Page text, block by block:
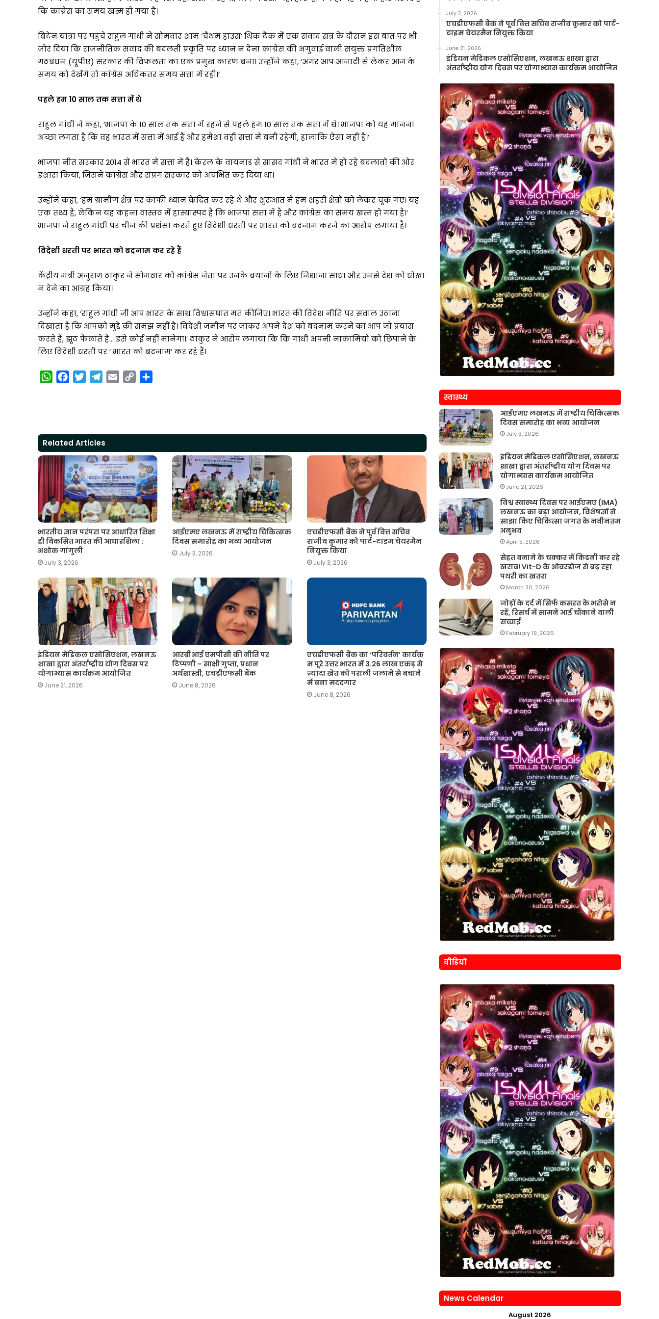
कि कांग्रेस का समय खत्म हो गया है।
ब्रिटेन यात्रा पर पहुंचे राहुल गांधी ने सोमवार शाम ‘चैथम हाउस’ थिंक टैंक में एक संवाद सत्र के दौरान इस बात पर भी
जोर दिया कि राजनीतिक संवाद की बदलती प्रकृति पर ध्यान न देना कांग्रेस की अगुवाई वाली संयुक्त प्रगतिशील
गठबंधन (यूपीए) सरकार की विफलता का एक प्रमुख कारण बना। उन्होंने कहा, ‘अगर आप आजादी से लेकर आज के
समय को देखेंगे तो कांग्रेस अधिकतर समय सत्ता में रही।’
पहले हम 10 साल तक सत्ता में थे
राहुल गांधी ने कहा, ‘भाजपा के 10 साल तक सत्ता में रहने से पहले हम 10 साल तक सत्ता में थे। भाजपा को यह मानना
अच्छा लगता है कि वह भारत में सत्ता में आई है और हमेशा वही सत्ता में बनी रहेगी, हालांकि ऐसा नहीं है।’
भाजपा नीत सरकार 2014 से भारत में सत्ता में है। केरल के वायनाड से सांसद गांधी ने भारत में हो रहे बदलावों की ओर
इशारा किया, जिसने कांग्रेस और संप्रग सरकार को अचंभित कर दिया था।
उन्होंने कहा, ‘हम ग्रामीण क्षेत्र पर काफी ध्यान केंद्रित कर रहे थे और शुरुआत में हम शहरी क्षेत्रों को लेकर चूक गए। यह
एक तथ्य है, लेकिन यह कहना वास्तव में हास्यास्पद है कि भाजपा सत्ता में है और कांग्रेस का समय खत्म हो गया है।’
भाजपा ने राहुल गांधी पर चीन की प्रशंसा करते हुए विदेशी धरती पर भारत को बदनाम करने का आरोप लगाया है।
विदेशी धरती पर भारत को बदनाम कर रहे हैं
केंद्रीय मंत्री अनुराग ठाकुर ने सोमवार को कांग्रेस नेता पर उनके बयानों के लिए निशाना साधा और उनसे देश को धोखा
न देने का आग्रह किया।
उन्होंने कहा, ‘राहुल गांधी जी आप भारत के साथ विश्वासघात मत कीजिए। भारत की विदेश नीति पर सवाल उठाना
दिखाता है कि आपको मुद्दे की समझ नहीं है। विदेशी जमीन पर जाकर अपने देश को बदनाम करने का आप जो प्रयास
करते हैं, झूठ फैलाते हैं… इसे कोई नहीं मानेगा।’ ठाकुर ने आरोप लगाया कि कि गांधी अपनी नाकामियों को छिपाने के
लिए विदेशी धरती पर ‘ भारत को बदनाम’ कर रहे हैं।
W
A
p
p
o
o
k
e
r
r
a
m
n
k
Related Articles
भारतीय ज्ञान परंपरा पर आधारित शिक्षा
ही विकसित भारत की आधारशिला :
अशोक गांगुली
July 3, 2026
आईएमए लखनऊ में राष्ट्रीय चिकित्सक
दिवस समारोह का भव्य आयोजन
July 3, 2026
एचडीएफसी बैंक ने पूर्व वित्त सचिव
राजीव कुमार को पार्ट-टाइम चेयरमैन
नियुक्त किया
July 3, 2026
इंडियन मेडिकल एसोसिएशन, लखनऊ
शाखा द्वारा अंतर्राष्ट्रीय योग दिवस पर
योगाभ्यास कार्यक्रम आयोजित
June 21, 2026
आरबीआई एमपीसी की नीति पर
टिप्पणी – साक्षी गुप्ता, प्रधान
अर्थशास्त्री, एचडीएफसी बैंक
June 8, 2026
एचडीएफसी बैंक का ‘परिवर्तन’ कार्यक्र
म पूरे उत्तर भारत में 3.26 लाख एकड़ से
ज़्यादा खेत को पराली जलाने से बचाने
में बना मददगार
June 8, 2026
विकास
के
प्रतिबद्धता
को
किया
और
मजबूत
July 3, 2026
एचडीएफसी बैंक ने पूर्व वित्त सचिव राजीव कुमार को पार्ट-
टाइम चेयरमैन नियुक्त किया
June 21, 2026
इंडियन मेडिकल एसोसिएशन, लखनऊ शाखा द्वारा
अंतर्राष्ट्रीय योग दिवस पर योगाभ्यास कार्यक्रम आयोजित
स्वास्थ्य
आईएमए लखनऊ में राष्ट्रीय चिकित्सक
दिवस समारोह का भव्य आयोजन
July 3, 2026
इंडियन मेडिकल एसोसिएशन, लखनऊ
शाखा द्वारा अंतर्राष्ट्रीय योग दिवस पर
योगाभ्यास कार्यक्रम आयोजित
June 21, 2026
विश्व स्वास्थ्य दिवस पर आईएमए (IMA)
लखनऊ का बड़ा आयोजन, विशेषज्ञों ने
साझा किए चिकित्सा जगत के नवीनतम
अनुभव
April 5, 2026
सेहत बनाने के चक्कर में किडनी कर रहे
खराब! Vit-D के ओवरडोज से बढ़ रहा
पथरी का खतरा
March 30, 2026
जोड़ों के दर्द में सिर्फ कसरत के भरोसे न
रहें, रिसर्च में सामने आई चौंकाने वाली
सच्चाई
February 19, 2026
वीडियो
News Calendar
August 2026